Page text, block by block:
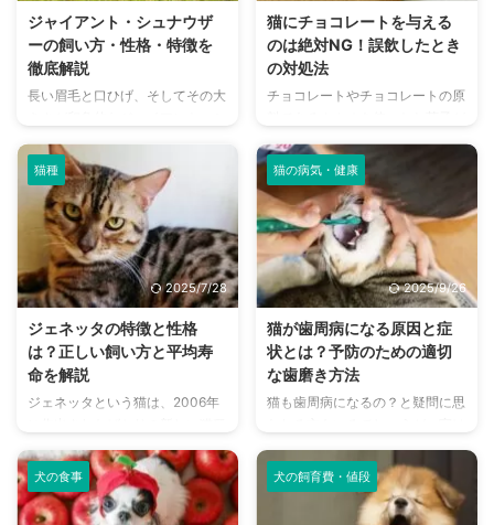
の記事ではドッグフードに含まれ
ている添加物について解説。 ド
ッグフードに使われる添加物の種
類や役割、注意が必要なものなど
犬のドッグフードの添加物が気に
...
ないときの対処法、注意点につい
てもあわせて取り上げています。
愛犬が薬を飲んでくれないでお困
りの方、薬の飲ませ方が分からな
い方はぜひ参考にしてください
飲む薬は錠剤やカプセル、粉薬 ...
ジャイアント・シュナウザ
ーの飼い方・性格・特徴を
徹底解説
長い眉毛と口ひげ、そしてその大
ュナウザー。室内犬として人気が
あるミニチュア・シュナウザーの
数倍の大きさの超大型犬です。
日本では希少な犬種ですが、欧米
では古くから人気があり、頼りに
なるパートナーとして愛されてい
ます。運動能力が高く頭も良いた
め、きちんとしつければ家庭犬と
なるでしょう。 こちらの記事で
はジャイアント・シュナウザーの
性格や寿命、飼い方のポイントな
どについて解説しています。犬と
な方、大型の犬種に興味のある方
...
猫にチョコレートを与える
のは絶対NG！誤飲したとき
の対処法
チョコレートやチョコレートの原
好きな方は多いかと思いますが、
実はチョコレートは猫にとって少
量でも有毒な注意すべき食べ物で
す。 猫はチョコレートに含まれ
る脂肪分が大好きなので、体に良
くない成分が含まれているにもか
かわらず興味を持ってしまう場合
があります。 誤って食べてしま
うと体質によっては少量でも中毒
を起こし、最悪の場合死に至るケ
ースも。 チョコレートによる中
毒は食べてから症状が出始めるま
で数時間のタイムラグがあり、も
することが重要です。 この記事
...
猫種
2025/7/28
ジェネッタの特徴と性格
は？正しい飼い方と平均寿
命を解説
ジェネッタという猫は、2006年
です。胴長短足でありながらワイ
ルドさも感じさせる独特な魅力
が、数多くのペット愛好家の注目
を集めています。 性格も人懐っ
猫の病気・健康
2025/9/26
猫が歯周病になる原因と症
状とは？予防のための適切
な歯磨き方法
猫も歯周病になるの？と疑問に思
歯周病は猫が罹りやすい病気のひ
とつです。 口内環境が人間と違
うため歯石の定着スピードがとて
も早く、歯垢が歯石に変化するス
犬の食事 犬の飼育費・値段